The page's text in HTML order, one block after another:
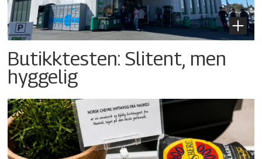
Butikktesten: Slitent, men
hyggelig